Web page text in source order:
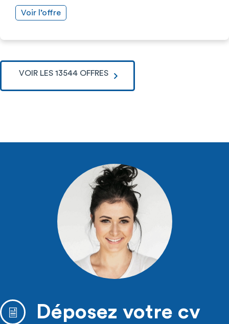
Voir l’offre
VOIR LES 13544 OFFRES
Déposez votre cv